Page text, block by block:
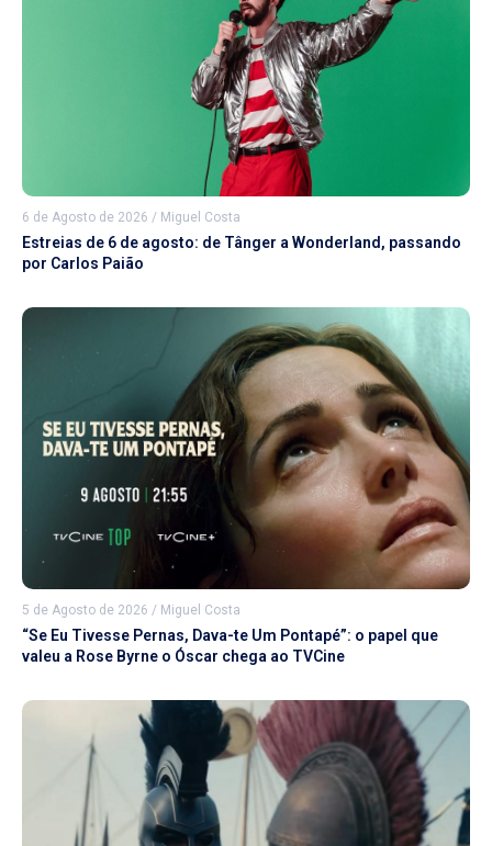
6 de Agosto de 2026 / Miguel Costa
Estreias de 6 de agosto: de Tânger a Wonderland, passando
por Carlos Paião
5 de Agosto de 2026 / Miguel Costa
“Se Eu Tivesse Pernas, Dava-te Um Pontapé”: o papel que
valeu a Rose Byrne o Óscar chega ao TVCine